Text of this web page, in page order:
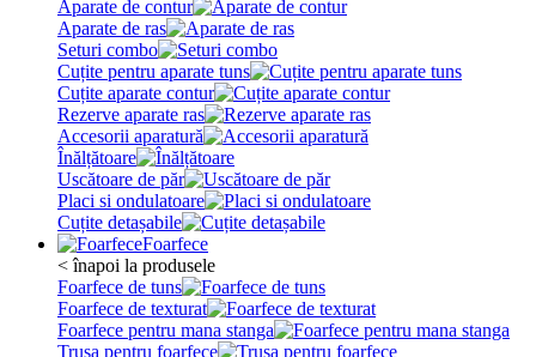
Aparate de contur
Aparate de ras
Seturi combo
Cuțite pentru aparate tuns
Cuțite aparate contur
Rezerve aparate ras
Accesorii aparatură
Înălțătoare
Uscătoare de păr
Placi si ondulatoare
Cuțite detașabile
Foarfece
< înapoi la produsele
Foarfece de tuns
Foarfece de texturat
Foarfece pentru mana stanga
Trusa pentru foarfece